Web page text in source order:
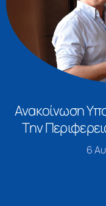
Ανακοίνωση
Την
6